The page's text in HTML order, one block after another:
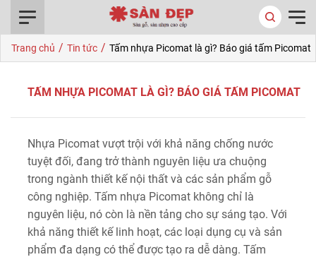
Trang chủ / Tin tức / Tấm nhựa Picomat là gì? Báo giá tấm Picomat
TẤM NHỰA PICOMAT LÀ GÌ? BÁO GIÁ TẤM PICOMAT
Nhựa Picomat vượt trội với khả năng chống nước
tuyệt đối, đang trở thành nguyên liệu ưa chuộng
trong ngành thiết kế nội thất và các sản phẩm gỗ
công nghiệp. Tấm nhựa Picomat không chỉ là
nguyên liệu, nó còn là nền tảng cho sự sáng tạo. Với
khả năng thiết kế linh hoạt, các loại dụng cụ và sản
phẩm đa dạng có thể được tạo ra dễ dàng. Tấm